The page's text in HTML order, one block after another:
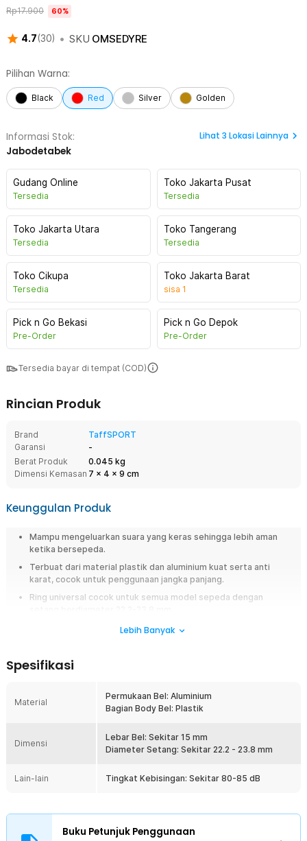
4.7(30) • SKU OMSEDYRE
Rp17.900 60%
Pilihan Warna:
Black Red Silver Golden
Informasi Stok:
Jabodetabek
Lihat 3 Lokasi Lainnya
Gudang Online
Tersedia
Toko Jakarta Pusat
Tersedia
Toko Jakarta Utara
Tersedia
Toko Tangerang
Tersedia
Toko Cikupa
Tersedia
Toko Jakarta Barat
sisa 1
Pick n Go Bekasi
Pre-Order
Pick n Go Depok
Pre-Order
Tersedia bayar di tempat (COD)
Rincian Produk
Brand
TaffSPORT
Garansi
-
Berat Produk
0.045 kg
Dimensi Kemasan 7 x 4 x 9 cm
Keunggulan Produk
Mampu mengeluarkan suara yang keras sehingga lebih aman
ketika bersepeda.
Terbuat dari material plastik dan aluminium kuat serta anti
karat, cocok untuk penggunaan jangka panjang.
Ring universal cocok untuk semua model sepeda dengan
tanda kepada pejalan kaki maupun kendaraan lain. Jika suara bel terlalu
CL-6 hadir sebagai solusi praktis untuk meningkatkan keamanan saat
berkendara. Dengan suara keras, desain ringan, dan pemasangan
Suara Nyaring dan Jelas
kepada pejalan kaki maupun pengendara lain saat berkendara. Fitur
Lebih Banyak
Spesifikasi
Material
Permukaan Bel: Aluminium
Bagian Body Bel: Plastik
Dimensi
Lebar Bel: Sekitar 15 mm
Diameter Setang: Sekitar 22.2 - 23.8 mm
Lain-lain Tingkat Kebisingan: Sekitar 80-85 dB
Buku Petunjuk Penggunaan